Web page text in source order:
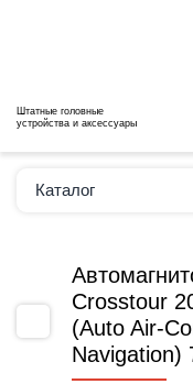
Штатные головные
устройства и аксессуары
Каталог
Crosstour
(Auto Air-
Navigation)